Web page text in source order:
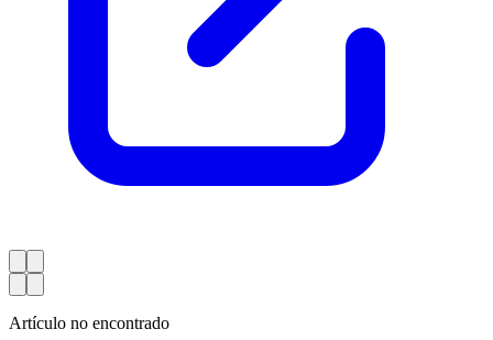
Artículo no encontrado